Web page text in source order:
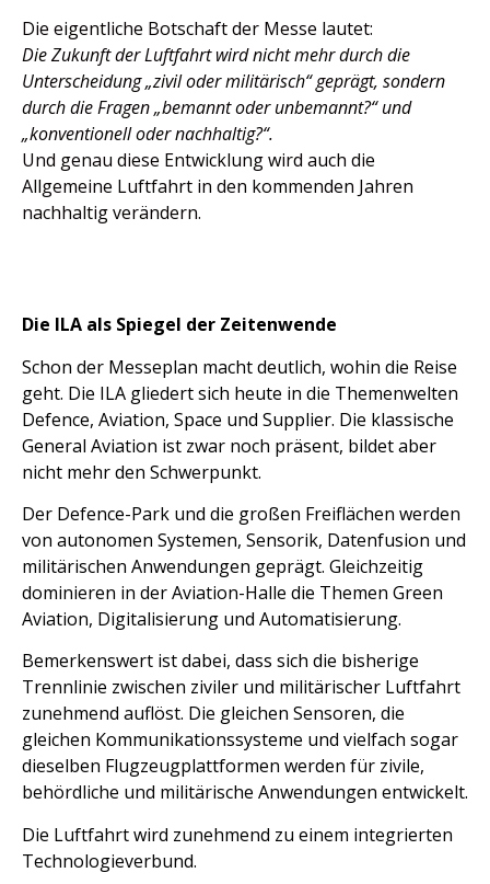
Die eigentliche Botschaft der Messe lautet:
Die Zukunft der Luftfahrt wird nicht mehr durch die
Unterscheidung „zivil oder militärisch“ geprägt, sondern
durch die Fragen „bemannt oder unbemannt?“ und
„konventionell oder nachhaltig?“.
Und genau diese Entwicklung wird auch die
Allgemeine Luftfahrt in den kommenden Jahren
nachhaltig verändern.
Die ILA als Spiegel der Zeitenwende
Schon der Messeplan macht deutlich, wohin die Reise
geht. Die ILA gliedert sich heute in die Themenwelten
Defence, Aviation, Space und Supplier. Die klassische
General Aviation ist zwar noch präsent, bildet aber
nicht mehr den Schwerpunkt.
Der Defence-Park und die großen Freiflächen werden
von autonomen Systemen, Sensorik, Datenfusion und
militärischen Anwendungen geprägt. Gleichzeitig
dominieren in der Aviation-Halle die Themen Green
Aviation, Digitalisierung und Automatisierung.
Bemerkenswert ist dabei, dass sich die bisherige
Trennlinie zwischen ziviler und militärischer Luftfahrt
zunehmend auflöst. Die gleichen Sensoren, die
gleichen Kommunikationssysteme und vielfach sogar
dieselben Flugzeugplattformen werden für zivile,
behördliche und militärische Anwendungen entwickelt.
Die Luftfahrt wird zunehmend zu einem integrierten
Technologieverbund.